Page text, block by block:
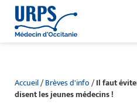
Accueil/Brèves d'info/Il faut
disent les jeunes médecins !